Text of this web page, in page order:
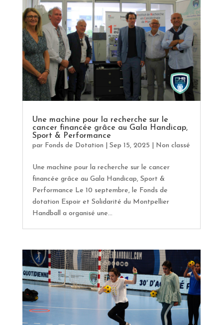
Une machine pour la recherche sur le
cancer financée grâce au Gala Handicap,
Sport & Performance
par Fonds de Dotation Sep 15, 2025 Non classé
Une machine pour la recherche sur le cancer
financée grâce au Gala Handicap, Sport &
Performance Le 10 septembre, le Fonds de
dotation Espoir et Solidarité du Montpellier
Handball a organisé une...